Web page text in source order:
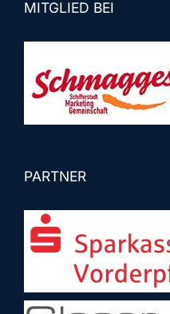
MITGLIED BEI
PARTNER